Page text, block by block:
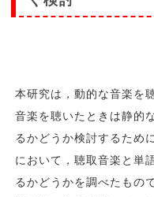
本研究は，動的な音楽を
音楽を聴いたときは静的
るかどうか検討するため
において，聴取音楽と単
るかどうかを調べたもの